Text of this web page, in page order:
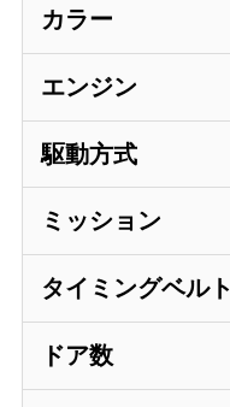
カラー
エンジン
駆動方式
ミッション
タイミングベルト
ドア数